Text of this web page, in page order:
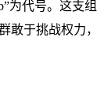
为代号。这支组
敢于挑战权力，